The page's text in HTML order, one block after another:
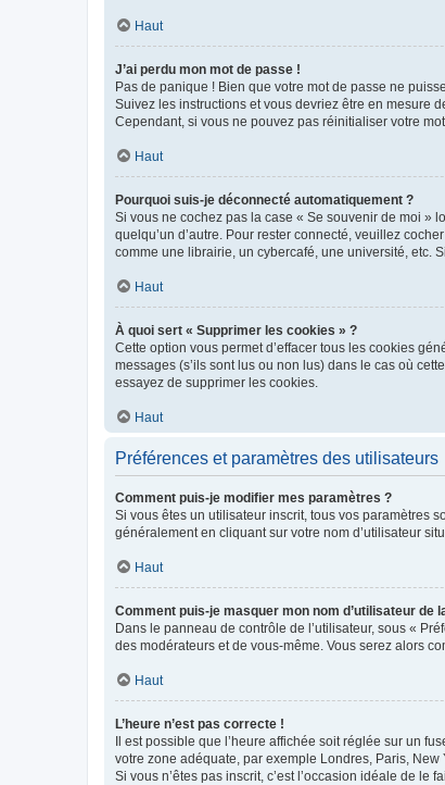
Haut
J’ai perdu mon mot de passe !
Pas de panique ! Bien que votre mot de passe ne
Suivez les instructions et vous devriez être en mesure
Cependant, si vous ne pouvez pas réinitialiser votre
Haut
Pourquoi suis-je déconnecté automatiquement ?
Si vous ne cochez pas la case « Se souvenir de moi »
quelqu’un d’autre. Pour rester connecté, veuillez
comme une librairie, un cybercafé, une université, etc.
Haut
À quoi sert « Supprimer les cookies » ?
Cette option vous permet d’effacer tous les cookies
messages (s’ils sont lus ou non lus) dans le cas où
essayez de supprimer les cookies.
Haut
Préférences et paramètres des utilisateurs
Comment puis-je modifier mes paramètres ?
Si vous êtes un utilisateur inscrit, tous vos paramètres
généralement en cliquant sur votre nom d’utilisateur
Haut
Comment puis-je masquer mon nom d’utilisateur de
Dans le panneau de contrôle de l’utilisateur, sous «
des modérateurs et de vous-même. Vous serez alors
Haut
L’heure n’est pas correcte !
Il est possible que l’heure affichée soit réglée sur un
votre zone adéquate, par exemple Londres, Paris, New
Si vous n’êtes pas inscrit, c’est l’occasion idéale de le